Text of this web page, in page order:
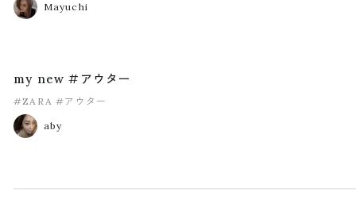
Mayuchi
my new #アウター
#ZARA #アウター
aby